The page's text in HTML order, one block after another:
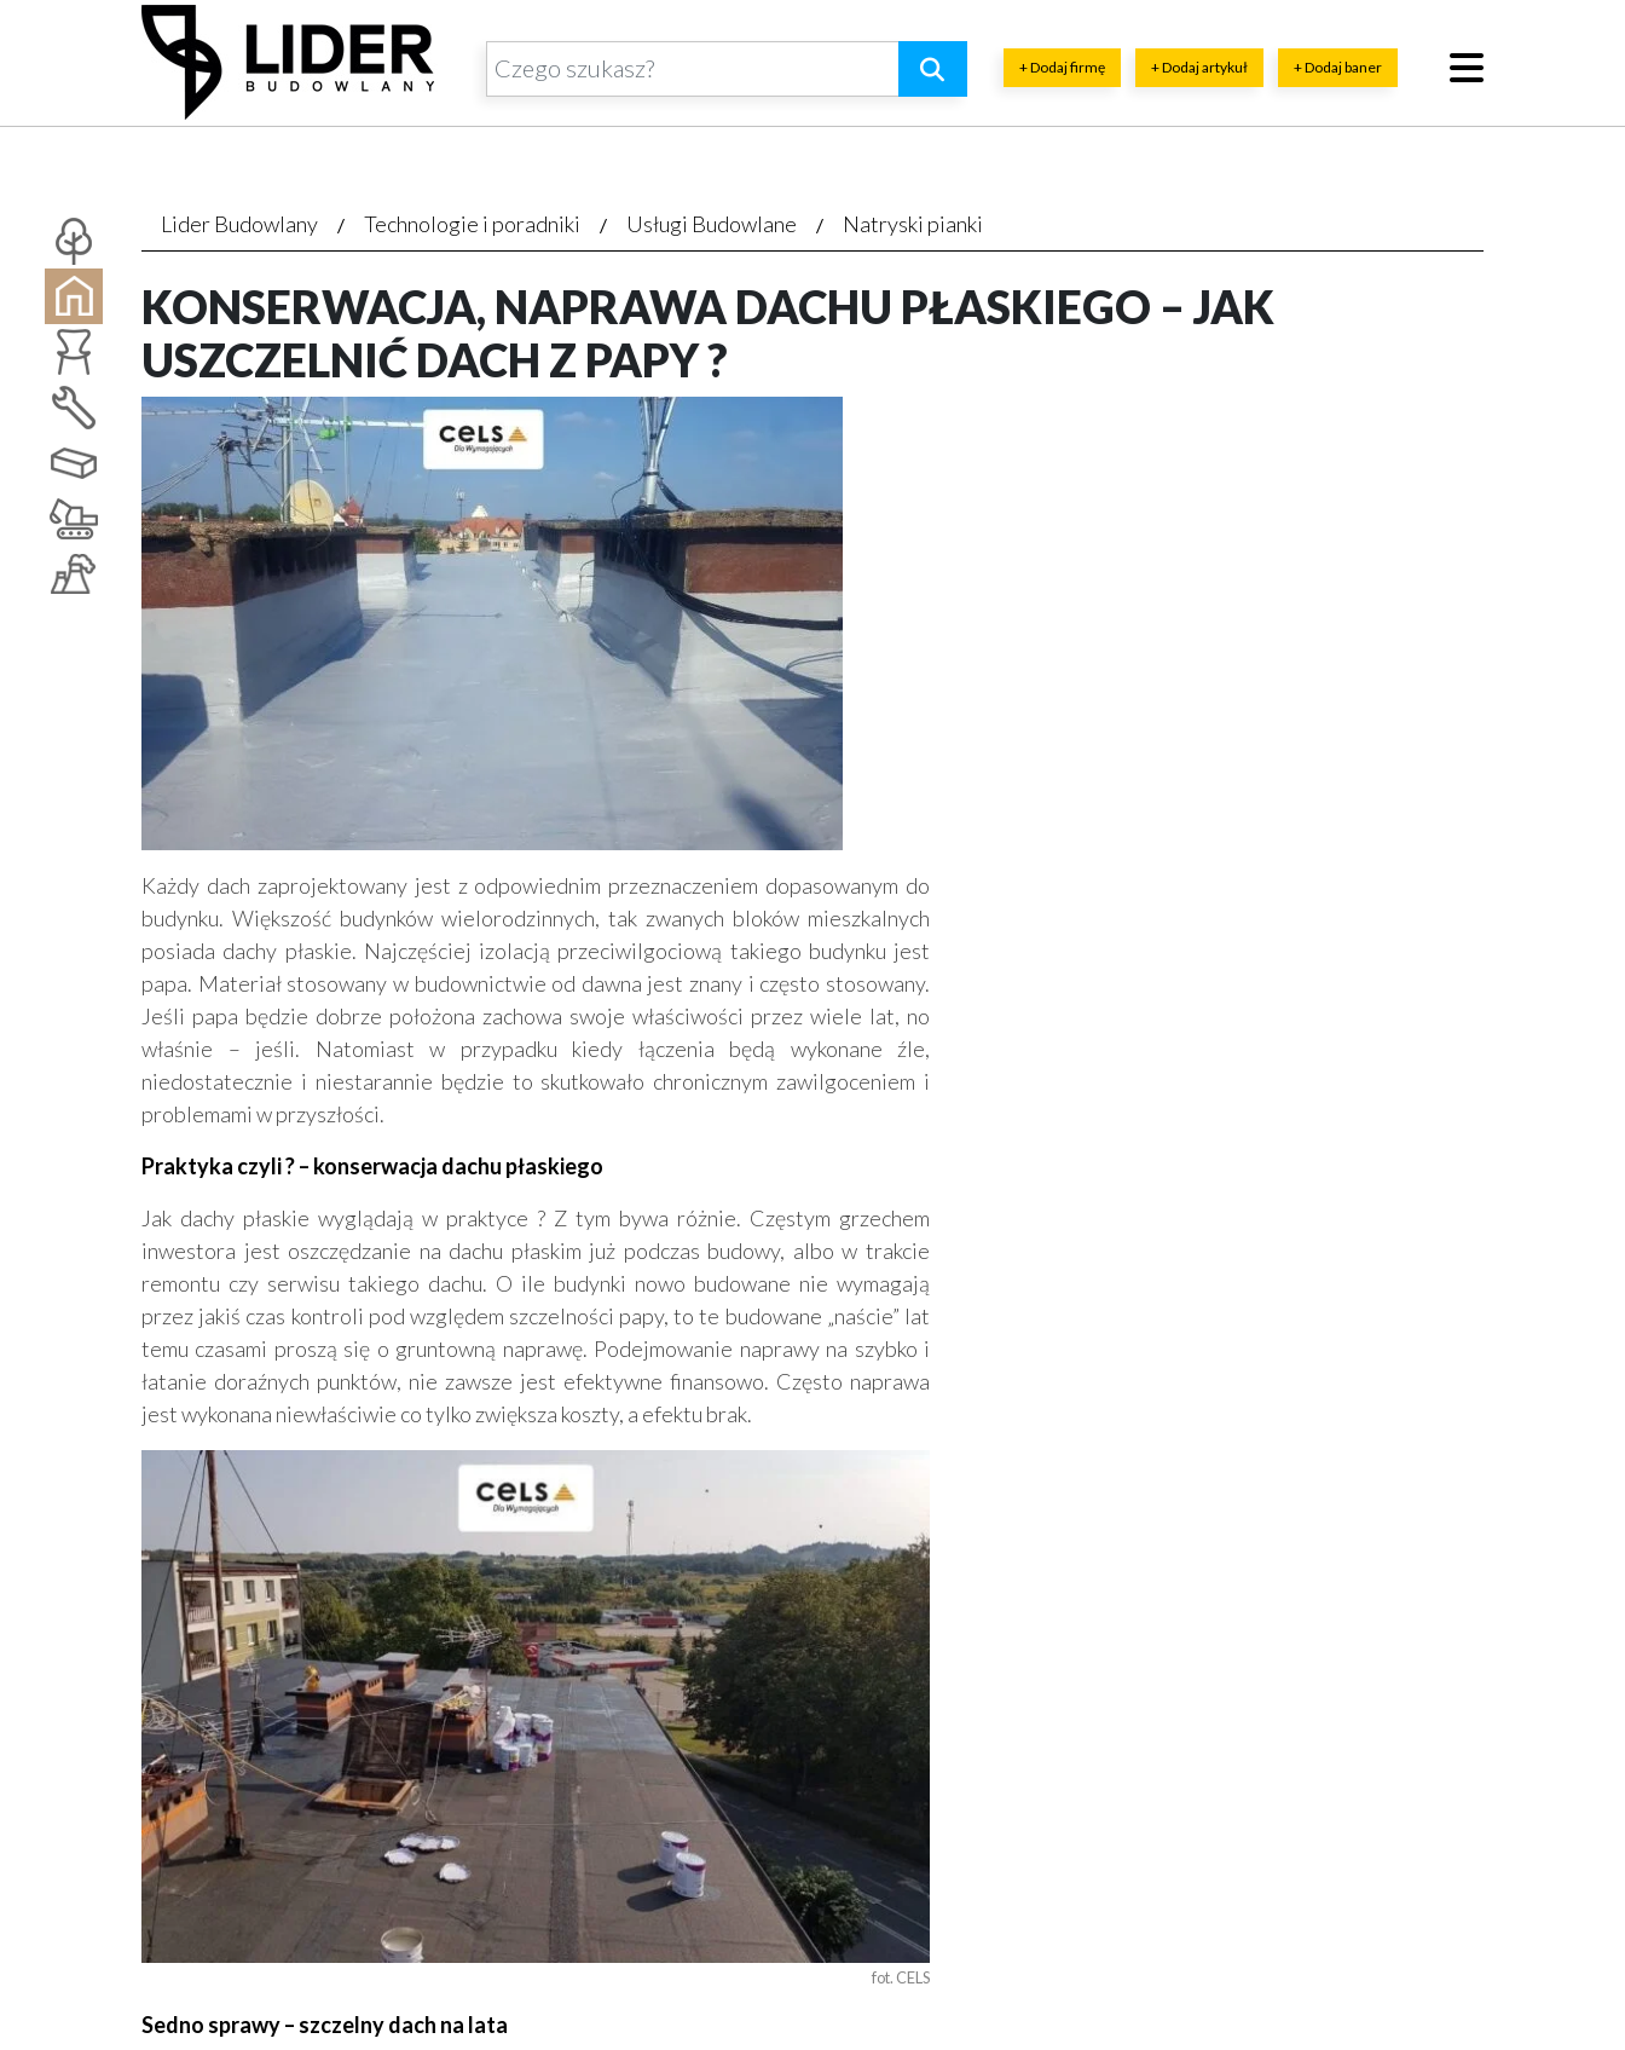
+ Dodaj firmę + Dodaj artykuł + Dodaj baner
Lider Budowlany Technologie i poradniki Usługi Budowlane Natryski pianki
KONSERWACJA, NAPRAWA DACHU PŁASKIEGO – JAK
USZCZELNIĆ DACH Z PAPY ?
Każdy dach zaprojektowany jest z odpowiednim przeznaczeniem dopasowanym do
budynku. Większość budynków wielorodzinnych, tak zwanych bloków mieszkalnych
posiada dachy płaskie. Najczęściej izolacją przeciwilgociową takiego budynku jest
papa. Materiał stosowany w budownictwie od dawna jest znany i często stosowany.
Jeśli papa będzie dobrze położona zachowa swoje właściwości przez wiele lat, no
właśnie – jeśli. Natomiast w przypadku kiedy łączenia będą wykonane źle,
niedostatecznie i niestarannie będzie to skutkowało chronicznym zawilgoceniem i
problemami w przyszłości.
Praktyka czyli ? – konserwacja dachu płaskiego
Jak dachy płaskie wyglądają w praktyce ? Z tym bywa różnie. Częstym grzechem
inwestora jest oszczędzanie na dachu płaskim już podczas budowy, albo w trakcie
remontu czy serwisu takiego dachu. O ile budynki nowo budowane nie wymagają
przez jakiś czas kontroli pod względem szczelności papy, to te budowane „naście” lat
temu czasami proszą się o gruntowną naprawę. Podejmowanie naprawy na szybko i
łatanie doraźnych punktów, nie zawsze jest efektywne finansowo. Często naprawa
jest wykonana niewłaściwie co tylko zwiększa koszty, a efektu brak.
fot. CELS
Sedno sprawy – szczelny dach na lata